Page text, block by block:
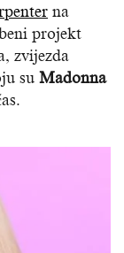
na
projekt
zvijezda
su Madonna